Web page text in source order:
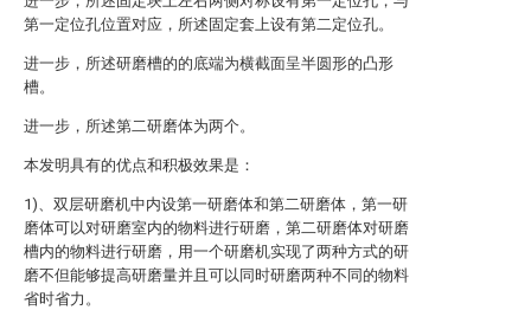
第一定位孔位置对应，所述固定套上设有第二定位孔。
进一步，所述研磨槽的的底端为横截面呈半圆形的凸形
槽。
进一步，所述第二研磨体为两个。
本发明具有的优点和积极效果是：
1)、双层研磨机中内设第一研磨体和第二研磨体，第一研
磨体可以对研磨室内的物料进行研磨，第二研磨体对研磨
槽内的物料进行研磨，用一个研磨机实现了两种方式的研
磨不但能够提高研磨量并且可以同时研磨两种不同的物料
省时省力。